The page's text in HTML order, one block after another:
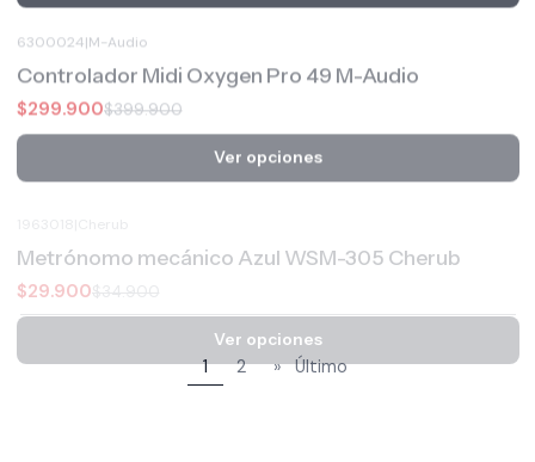
Controlador Midi Oxygen Pro 49 M-Audio
$299.900$399.900
1963018|Cherub
Metrónomo mecánico Azul WSM-305 Cherub
1 2 » Último